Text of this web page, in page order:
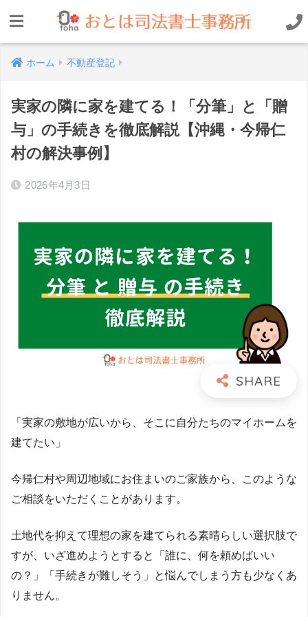
ホーム 不動産登記
実家の隣に家を建てる！「分筆」と「贈
与」の手続きを徹底解説【沖縄・今帰仁
村の解決事例】
2026年4月3日
「実家の敷地が広いから、そこに自分たちのマイホームを
建てたい」
今帰仁村や周辺地域にお住まいのご家族から、このような
ご相談をいただくことがあります。
土地代を抑えて理想の家を建てられる素晴らしい選択肢で
すが、いざ進めようとすると「誰に、何を頼めばいい
の？」「手続きが難しそう」と悩んでしまう方も少なくあ
りません。